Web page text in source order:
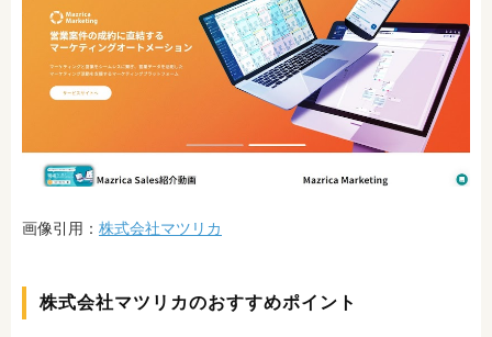
画像引用： 株式会社マツリカ
株式会社マツリカのおすすめポイント